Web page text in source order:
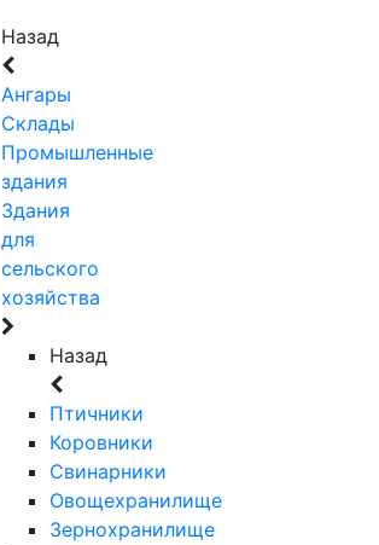
Назад
Ангары
Склады
Промышленные
здания
Здания
для
сельского
хозяйства
Назад
Птичники
Коровники
Свинарники
Овощехранилище
Зернохранилище